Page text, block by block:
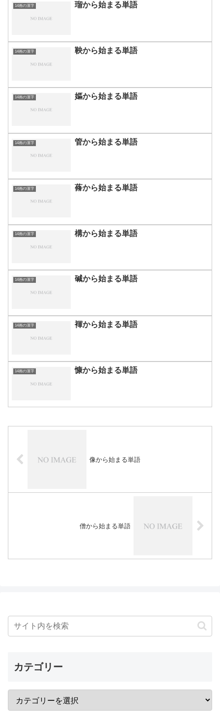
14画の漢字 瑠から始まる単語
14画の漢字 鞅から始まる単語
14画の漢字 嫗から始まる単語
14画の漢字 管から始まる単語
14画の漢字 蓨から始まる単語
14画の漢字 構から始まる単語
14画の漢字 碱から始まる単語
14画の漢字 褌から始まる単語
14画の漢字 慷から始まる単語
像から始まる単語
僧から始まる単語
カテゴリー